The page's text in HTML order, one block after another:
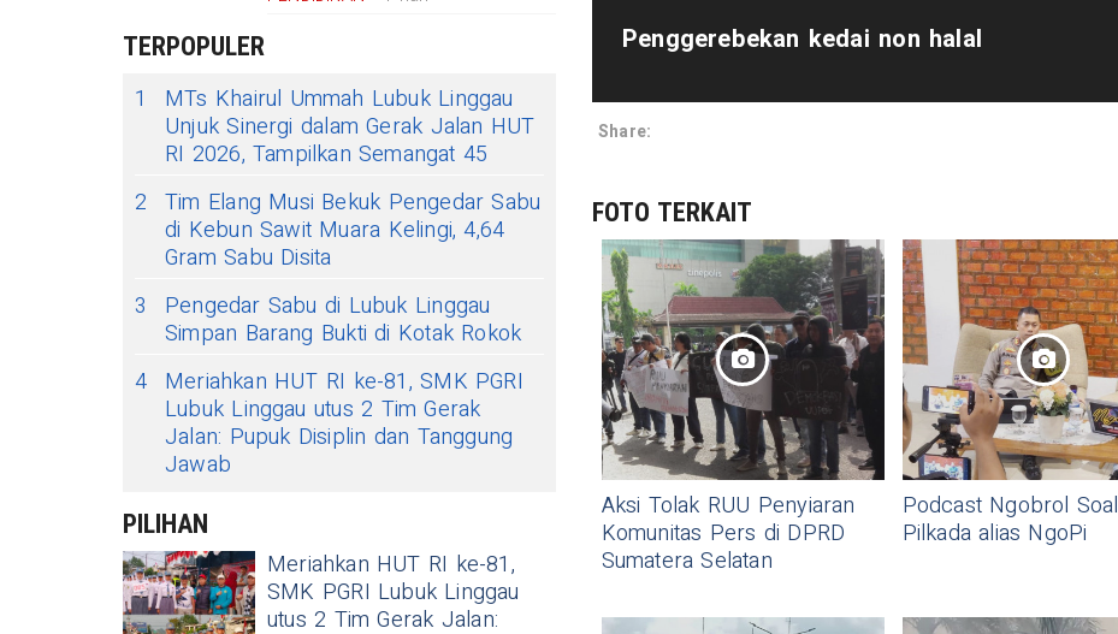
TERPOPULER
1
MTs Khairul Ummah Lubuk Linggau
Unjuk Sinergi dalam Gerak Jalan HUT
RI 2026, Tampilkan Semangat 45
2 Tim Elang Musi Bekuk Pengedar Sabu
di Kebun Sawit Muara Kelingi, 4,64
Gram Sabu Disita
3
Pengedar Sabu di Lubuk Linggau
Simpan Barang Bukti di Kotak Rokok
4 Meriahkan HUT RI ke-81, SMK PGRI
Lubuk Linggau utus 2 Tim Gerak
Jalan: Pupuk Disiplin dan Tanggung
Jawab
PILIHAN
Meriahkan HUT RI ke-81,
SMK PGRI Lubuk Linggau
utus 2 Tim Gerak Jalan:
Penggerebekan kedai non halal
Share:
FOTO TERKAIT
Aksi Tolak RUU Penyiaran
Komunitas Pers di DPRD
Sumatera Selatan
Podcast Ngobrol Soal
Pilkada alias NgoPi